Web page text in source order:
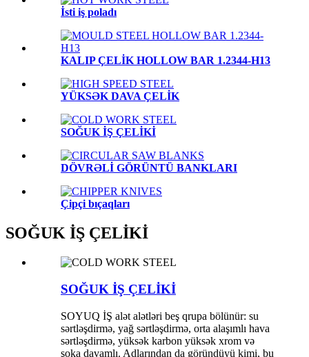
İsti iş poladı
KALIP ÇELİK HOLLOW BAR 1.2344-H13
YÜKSƏK DAVA ÇELİK
SOĞUK İŞ ÇELİKİ
DÖVRƏLİ GÖRÜNTÜ BANKLARI
Çipçi bıçaqları
SOĞUK İŞ ÇELİKİ
SOĞUK İŞ ÇELİKİ
SOYUQ İŞ alət alətləri beş qrupa bölünür: su
sərtləşdirmə, yağ sərtləşdirmə, orta alaşımlı hava
sərtləşdirmə, yüksək karbon yüksək xrom və
şoka davamlı. Adlarından da göründüyü kimi, bu